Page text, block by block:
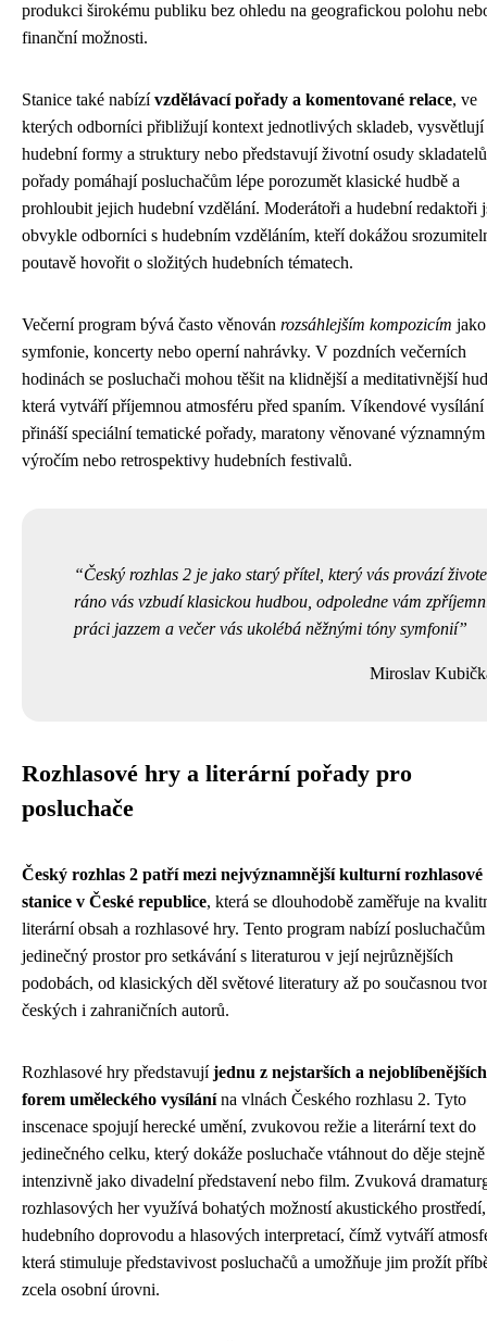
produkci širokému publiku bez ohledu na geografickou polohu
finanční možnosti.
Stanice také nabízívzdělávací pořady a komentované relace, ve
kterých odborníci přibližují kontext jednotlivých skladeb, vysvětlují
hudební formy a struktury nebo představují životní osudy
pořady pomáhají posluchačům lépe porozumět klasické hudbě a
prohloubit jejich hudební vzdělání. Moderátoři a hudební redaktoři
obvykle odborníci s hudebním vzděláním, kteří dokážou
poutavě hovořit o složitých hudebních tématech.
Večerní program bývá často věnován rozsáhlejším kompozicím
symfonie, koncerty nebo operní nahrávky. V pozdních večerních
hodinách se posluchači mohou těšit na klidnější a meditativnější
která vytváří příjemnou atmosféru před spaním. Víkendové vysílání
přináší speciální tematické pořady, maratony věnované významným
výročím nebo retrospektivy hudebních festivalů.
Český rozhlas 2 je jako starý přítel, který vás provází
ráno vás vzbudí klasickou hudbou, odpoledne vám
práci jazzem a večer vás ukolébá něžnými tóny symfonií
Miroslav
Rozhlasové hry a literární pořady pro
posluchače
Český rozhlas 2 patří mezi nejvýznamnější kulturní rozhlasové
stanice v České republice, která se dlouhodobě zaměřuje na
literární obsah a rozhlasové hry. Tento program nabízí posluchačům
jedinečný prostor pro setkávání s literaturou v její nejrůznějších
podobách, od klasických děl světové literatury až po současnou
českých i zahraničních autorů.
Rozhlasové hry představujíjednu z nejstarších a nejoblíbenějších
forem uměleckého vysílánína vlnách Českého rozhlasu 2. Tyto
inscenace spojují herecké umění, zvukovou režie a literární text do
jedinečného celku, který dokáže posluchače vtáhnout do děje stejně
intenzivně jako divadelní představení nebo film. Zvuková
rozhlasových her využívá bohatých možností akustického prostředí,
hudebního doprovodu a hlasových interpretací, čímž vytváří
která stimuluje představivost posluchačů a umožňuje jim prožít
zcela osobní úrovni.